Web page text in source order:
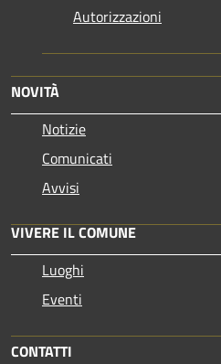
Autorizzazioni
NOVITÀ
Notizie
Comunicati
Avvisi
VIVERE IL COMUNE
Luoghi
Eventi
CONTATTI